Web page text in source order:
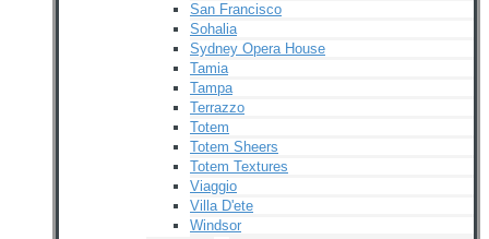
San Francisco
Sohalia
Sydney Opera House
Tamia
Tampa
Terrazzo
Totem
Totem Sheers
Totem Textures
Viaggio
Villa D'ete
Windsor